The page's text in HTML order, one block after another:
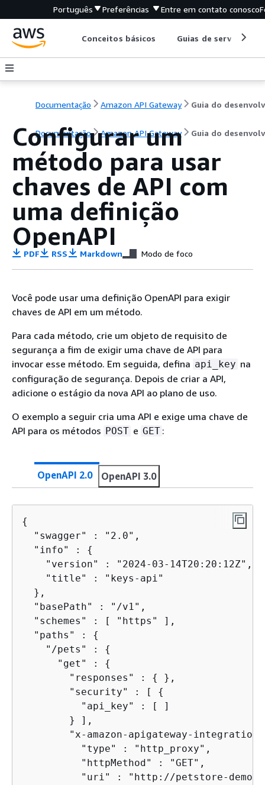
Português Preferências Entre em contato conosco
Conceitos básicos Guias de serviço
Documentação Amazon API Gateway
Documentação Amazon API Gateway Guia do
Configurar um
método para usar
chaves de API com
uma definição
OpenAPI
PDF RSS Markdown Modo de foco
Você pode usar uma definição OpenAPI para exigir
chaves de API em um método.
Para cada método, crie um objeto de requisito de
segurança a fim de exigir uma chave de API para
invocar esse método. Em seguida, defina api_key na
configuração de segurança. Depois de criar a API,
adicione o estágio da nova API ao plano de uso.
O exemplo a seguir cria uma API e exige uma chave de
API para os métodos POST e GET :
OpenAPI 2.0 OpenAPI 3.0
{
  "swagger" : "2.0",
  "info" :
{
    "version" : "2024-03-14T20:20:12Z",
    "title" : "keys-api"
  },
  "basePath" : "/v1",
  "schemes" : [ "https" ],
  "paths" :
{
    "/pets" :
{
      "get" :
{
        "responses" :
{
},
        "security" : [
{
          "api_key" : [ ]
        } ],
"x-amazon-apigateway-
          "type" : "http_proxy",
          "httpMethod" : "GET",
"uri" : "http://petstore-